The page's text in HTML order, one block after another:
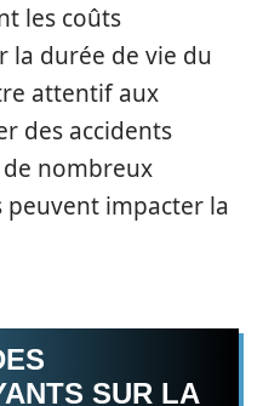
les coûts
la durée de vie du
attentif aux
des accidents
nombreux
impacter la
SUR LA